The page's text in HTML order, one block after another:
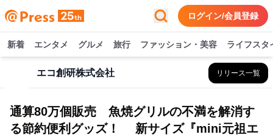
ログイン/会員登録
新着 エンタメ グルメ 旅行 ファッション・美容 ライフスタ
エコ創研株式会社 リリース一覧
通算80万個販売 魚焼グリルの不満を解消す
る節約便利グッズ！ 新サイズ『mini元祖エ